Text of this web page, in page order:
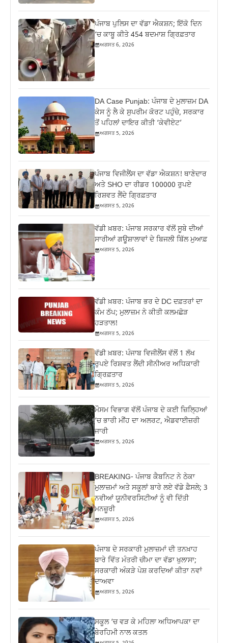
ਪੰਜਾਬ ਪੁਲਿਸ ਦਾ ਵੱਡਾ ਐਕਸ਼ਨ; ਇੱਕੋ ਦਿਨ
‘ਚ ਕਾਬੂ ਕੀਤੇ 454 ਬਦਮਾਸ਼ ਗ੍ਰਿਫ਼ਤਾਰ
ਅਗਸਤ 6, 2026
DA Case Punjab: ਪੰਜਾਬ ਦੇ ਮੁਲਾਜ਼ਮ DA
ਕੇਸ ਨੂੰ ਲੈ ਕੇ ਸੁਪਰੀਮ ਕੋਰਟ ਪਹੁੰਚੇ, ਸਰਕਾਰ
ਤੋਂ ਪਹਿਲਾਂ ਦਾਇਰ ਕੀਤੀ ‘ਕੇਵੀਏਟ’
ਅਗਸਤ 5, 2026
ਪੰਜਾਬ ਵਿਜੀਲੈਂਸ ਦਾ ਵੱਡਾ ਐਕਸ਼ਨ! ਥਾਣੇਦਾਰ
ਅਤੇ SHO ਦਾ ਰੀਡਰ 100000 ਰੁਪਏ
ਰਿਸ਼ਵਤ ਲੈਂਦੇ ਗ੍ਰਿਫ਼ਤਾਰ
ਅਗਸਤ 5, 2026
ਵੱਡੀ ਖ਼ਬਰ: ਪੰਜਾਬ ਸਰਕਾਰ ਵੱਲੋਂ ਸੂਬੇ ਦੀਆਂ
ਸਾਰੀਆਂ ਗਊਸ਼ਾਲਾਵਾਂ ਦੇ ਬਿਜਲੀ ਬਿੱਲ ਮੁਆਫ਼
ਅਗਸਤ 5, 2026
ਵੱਡੀ ਖ਼ਬਰ: ਪੰਜਾਬ ਭਰ ਦੇ DC ਦਫ਼ਤਰਾਂ ਦਾ
ਕੰਮ ਠੱਪ; ਮੁਲਾਜ਼ਮ ਨੇ ਕੀਤੀ ਕਲਮਛੋੜ
ਹੜਤਾਲ!
ਅਗਸਤ 5, 2026
ਵੱਡੀ ਖ਼ਬਰ: ਪੰਜਾਬ ਵਿਜੀਲੈਂਸ ਵੱਲੋਂ 1 ਲੱਖ
ਰੁਪਏ ਰਿਸ਼ਵਤ ਲੈਂਦੀ ਸੀਨੀਅਰ ਅਧਿਕਾਰੀ
ਗ੍ਰਿਫ਼ਤਾਰ
ਅਗਸਤ 5, 2026
ਮੌਸਮ ਵਿਭਾਗ ਵੱਲੋਂ ਪੰਜਾਬ ਦੇ ਕਈ ਜ਼‍ਿਲ੍ਹਿਆਂ
‘ਚ ਭਾਰੀ ਮੀਂਹ ਦਾ ਅਲਰਟ, ਐਡਵਾਈਜ਼ਰੀ
ਜਾਰੀ
ਅਗਸਤ 5, 2026
BREAKING- ਪੰਜਾਬ ਕੈਬਨਿਟ ਨੇ ਠੇਕਾ
ਮੁਲਾਜ਼ਮਾਂ ਅਤੇ ਸਕੂਲਾਂ ਬਾਰੇ ਲਏ ਵੱਡੇ ਫ਼ੈਸਲੇ; 3
ਨਵੀਆਂ ਯੂਨੀਵਰਸਿਟੀਆਂ ਨੂੰ ਵੀ ਦਿੱਤੀ
ਮਨਜ਼ੂਰੀ
ਅਗਸਤ 5, 2026
ਪੰਜਾਬ ਦੇ ਸਰਕਾਰੀ ਮੁਲਾਜ਼ਮਾਂ ਦੀ ਤਨਖ਼ਾਹ
ਬਾਰੇ ਵਿੱਤ ਮੰਤਰੀ ਚੀਮਾ ਦਾ ਵੱਡਾ ਖੁਲਾਸਾ;
ਸਰਕਾਰੀ ਅੰਕੜੇ ਪੇਸ਼ ਕਰਦਿਆਂ ਕੀਤਾ ਨਵਾਂ
ਦਾਅਵਾ
ਅਗਸਤ 5, 2026
ਸਕੂਲ ‘ਚ ਵੜ ਕੇ ਮਹਿਲਾ ਅਧਿਆਪਕਾ ਦਾ
ਬੇਰਹਿਮੀ ਨਾਲ ਕਤਲ